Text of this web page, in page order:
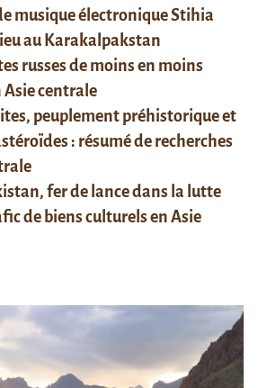
musique électronique Stihia
au Karakalpakstan
russes de moins en moins
Asie centrale
peuplement préhistorique et
: résumé de recherches
fer de lance dans la lutte
de biens culturels en Asie